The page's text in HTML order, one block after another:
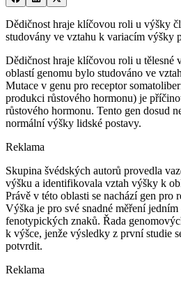
Dědičnost hraje klíčovou roli u výšky
studovány ve vztahu k variacím výšky
Dědičnost hraje klíčovou roli u tělesné
oblastí genomu bylo studováno ve
Mutace v genu pro receptor
produkci růstového hormonu) je
růstového hormonu. Tento gen dosud
normální výšky lidské postavy.
Reklama
Skupina švédských autorů provedla
výšku a identifikovala vztah výšky k
Právě v této oblasti se nachází gen pro
Výška je pro své snadné měření
fenotypických znaků. Řada
k výšce, jenže výsledky z první studie
potvrdit.
Reklama